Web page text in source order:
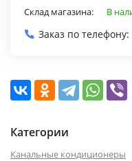
Склад магазина: В
Заказ по телефону:
Категории
Канальные кондиционеры